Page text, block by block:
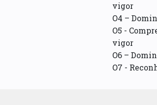
vigor
O4 –
O5 -
vigor
O6 –
O7 -